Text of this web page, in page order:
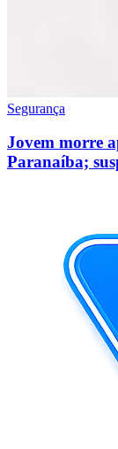
Segurança
Jovem morre
Paranaíba;